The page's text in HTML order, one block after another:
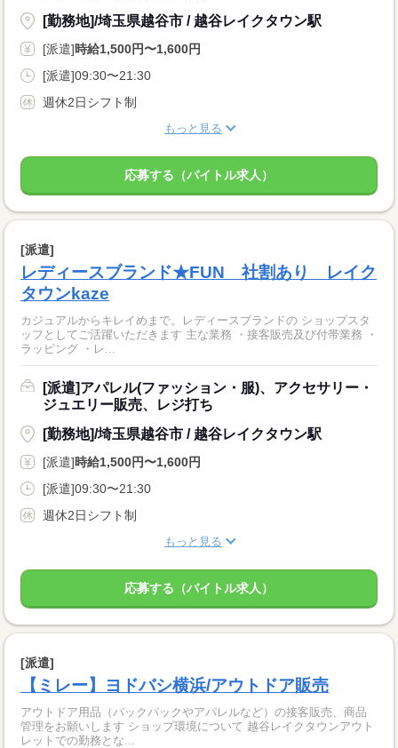
[勤務地]/埼玉県越谷市 / 越谷レイクタウン駅
[派遣]時給1,500円〜1,600円
[派遣]09:30〜21:30
週休2日シフト制
もっと見る
応募する（バイトル求人）
[派遣]
レディースブランド★FUN 社割あり レイク
タウンkaze
カジュアルからキレイめまで。レディースブランドの ショップスタ
ッフとしてご活躍いただきます 主な業務 ・接客販売及び付帯業務 ・
ラッピング ・レ...
[派遣]アパレル(ファッション・服)、アクセサリー・
ジュエリー販売、レジ打ち
[勤務地]/埼玉県越谷市 / 越谷レイクタウン駅
[派遣]時給1,500円〜1,600円
[派遣]09:30〜21:30
週休2日シフト制
もっと見る
応募する（バイトル求人）
[派遣]
【ミレー】ヨドバシ横浜/アウトドア販売
アウトドア用品（バックパックやアパレルなど）の接客販売、商品
管理をお願いします ショップ環境について 越谷レイクタウンアウト
レットでの勤務とな...